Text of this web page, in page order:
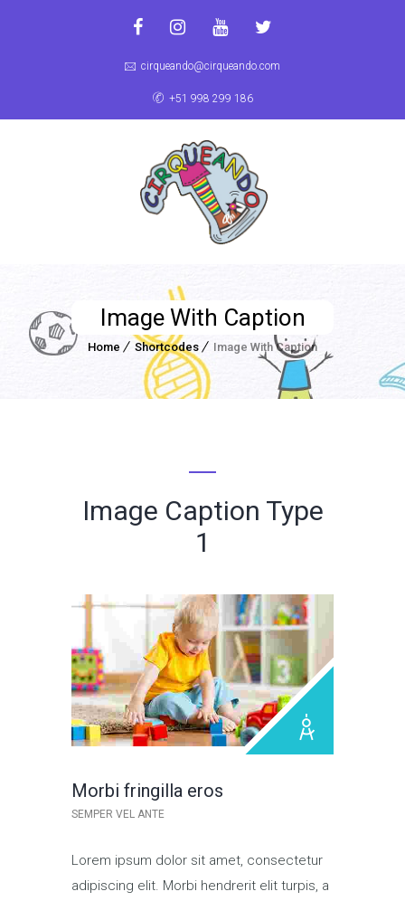
cirqueando@cirqueando.com
+51 998 299 186
Image With Caption
Home Shortcodes Image With Caption
Image Caption Type
1
Morbi fringilla eros
SEMPER VEL ANTE
Lorem ipsum dolor sit amet, consectetur
adipiscing elit. Morbi hendrerit elit turpis, a